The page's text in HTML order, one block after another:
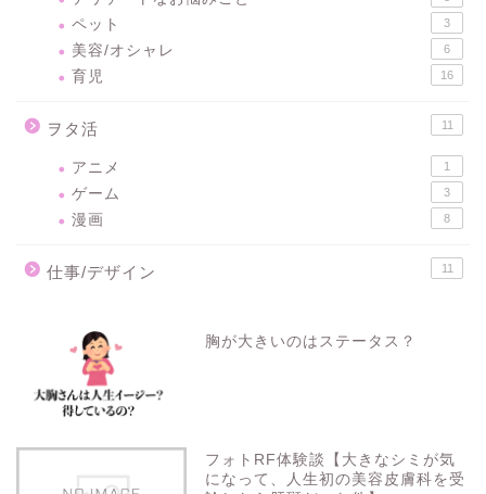
ペット 3
美容/オシャレ 6
育児 16
ヲタ活 11
アニメ 1
ゲーム 3
漫画 8
仕事/デザイン 11
胸が大きいのはステータス？
フォトRF体験談【大きなシミが気
になって、人生初の美容皮膚科を受